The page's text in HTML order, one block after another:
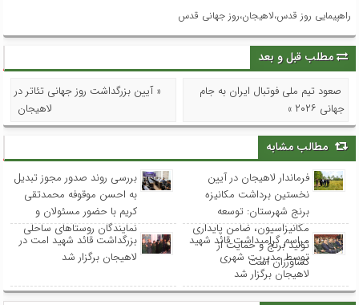
راهپیمایی روز قدس،لاهیجان،روز جهانی قدس
مطلب قبل و بعد
صعود تیم ملی فوتبال ایران به جام
جهانی ۲۰۲۶ »
« آیین بزرگداشت روز جهانی تئاتر در
لاهیجان
مطالب مشابه
فرماندار لاهیجان در آیین
نخستین برداشت مکانیزه
برنج شهرستان: توسعه
مکانیزاسیون، ضامن پایداری
تولید برنج و حمایت از
کشاورزان است
بررسی روند صدور مجوز تبدیل
به احسن موقوفه محمدتقی
کریم با حضور مسئولان و
نمایندگان روستاهای ساحلی
مراسم گرامیداشت قائد شهید
توسط مدیریت شهری
لاهیجان برگزار شد
بزرگداشت قائد شهید امت در
لاهیجان برگزار شد